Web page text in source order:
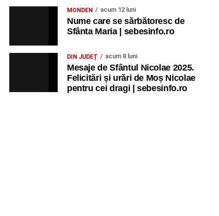
MONDEN acum 12 luni
Nume care se sărbătoresc de
Sfânta Maria | sebesinfo.ro
DIN JUDEȚ acum 8 luni
Mesaje de Sfântul Nicolae 2025.
Felicitări și urări de Moș Nicolae
pentru cei dragi | sebesinfo.ro